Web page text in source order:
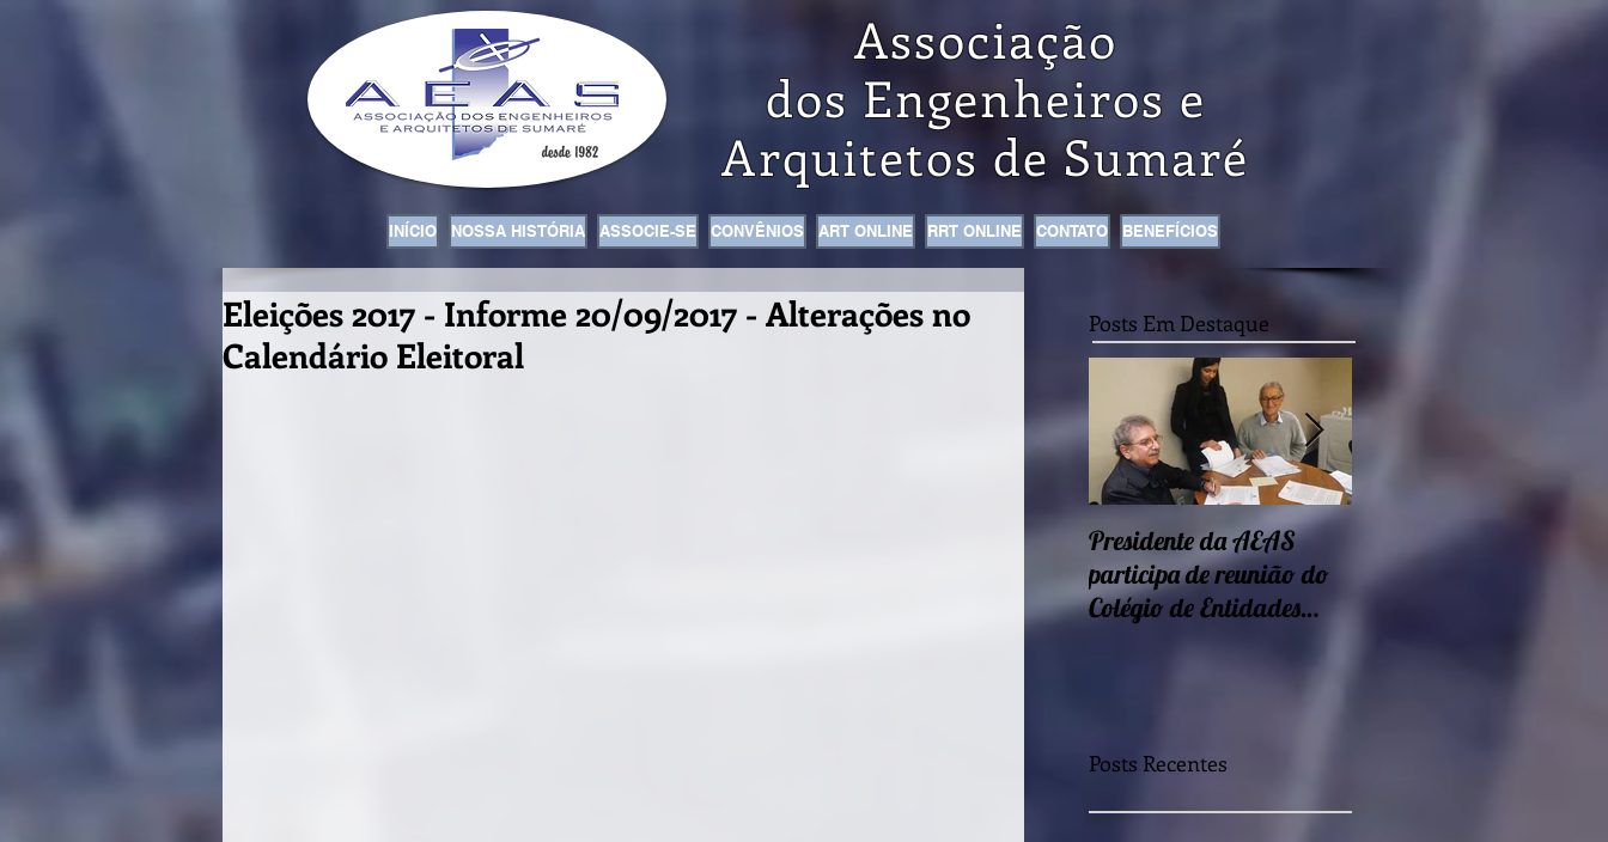
Associação
dos Engenheiros e
Arquitetos deSumaré
INÍCIO NOSSA HISTÓRIA ASSOCIE-SE CONVÊNIOS ART ONLINE RRT ONLINE CONTATO BENEFÍCIOS
Eleições 2017 - Informe 20/09/2017 - Alterações no
Calendário Eleitoral
Posts Em Destaque
Presidente da AEAS
participa de reunião do
Colégio de Entidades
Encontros sobre Eficiência
energética e
Posts Recentes